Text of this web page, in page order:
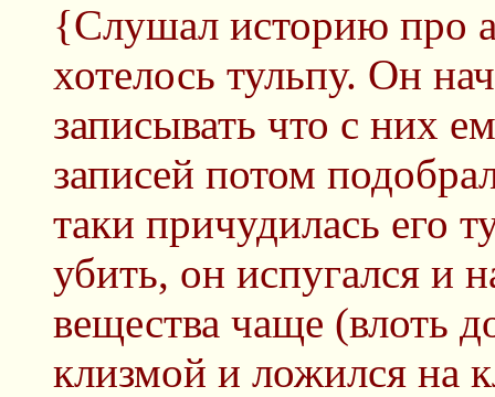
{Слушал историю про
хотелось тульпу. Он
записывать что с них
записей потом
таки причудилась его
убить, он испугался и
вещества чаще (влоть
клизмой и ложился на